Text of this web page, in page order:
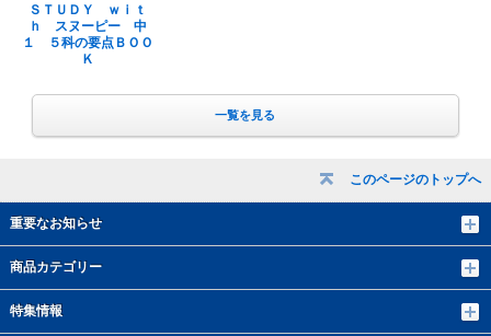
このページのトップへ
重要なお知らせ
商品カテゴリー
特集情報
ＳＴＵＤＹ ｗｉｔ
ｈ スヌーピー 中
１ ５科の要点ＢＯＯ
Ｋ
一覧を見る